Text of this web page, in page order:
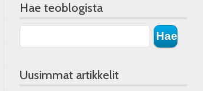
Hae teoblogista
Uusimmat artikkelit